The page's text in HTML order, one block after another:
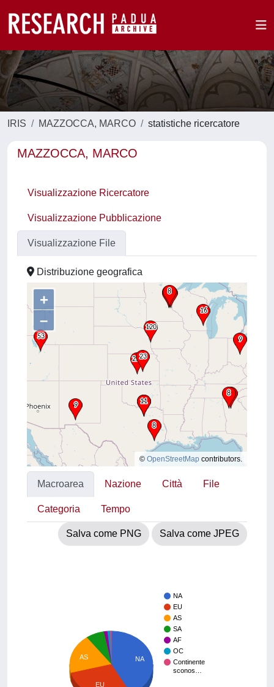
IRIS MAZZOCCA, MARCO statistiche ricercatore
MAZZOCCA, MARCO
Visualizzazione Ricercatore
Visualizzazione Pubblicazione
Visualizzazione File
Distribuzione geografica
+
–
© OpenStreetMap contributors.
Macroarea Nazione Città File
Categoria Tempo
Salva come PNG Salva come JPEG
NA
EU
AS
SA
AF
OC
Continente
sconos…
NA
AS
EU